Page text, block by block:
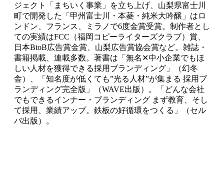
ジェクト「まちいく事業」を立ち上げ、山梨県富士川
町で開発した「甲州富士川・本菱・純米大吟醸」はロ
ンドン、フランス、ミラノで6度金賞受賞。制作者とし
ての実績はFCC（福岡コピーライターズクラブ）賞、
日本BtoB広告賞金賞、山梨広告賞協会賞など。雑誌・
書籍掲載、連載多数。著書は「無名✕中小企業でもほ
しい人材を獲得できる採用ブランディング」（幻冬
舎）、「知名度が低くても”光る人材”が集まる 採用ブ
ランディング完全版」（WAVE出版）。「どんな会社
でもできるインナー・ブランディング まず教育、そし
て採用、業績アップ。鉄板の好循環をつくる」（セル
バ出版）。